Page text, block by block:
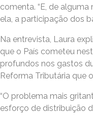
comenta. “E, de
ela, a participação dos
Na entrevista, Laura
que o País cometeu
profundos nos gastos
Reforma Tributária que
“O problema mais
esforço de distribuição